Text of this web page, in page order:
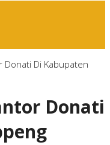
Donati Di Kabupaten
Donati